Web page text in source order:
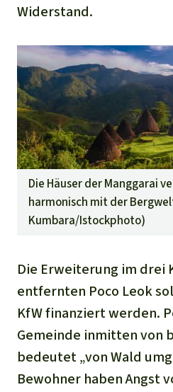
Widerstand.
Die Häuser der Manggarai
harmonisch mit der
Kumbara/Istockphoto)
Die Erweiterung im drei
entfernten Poco Leok
KfW finanziert werden.
Gemeinde inmitten von
bedeutet „von Wald
Bewohner haben Angst